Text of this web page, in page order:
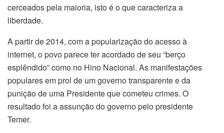
cerceados pela maioria, isto é o que caracteriza a
liberdade.
A partir de 2014, com a popularização do acesso à
internet, o povo parece ter acordado de seu “berço
esplêndido” como no Hino Nacional. As manifestações
populares em prol de um governo transparente e da
punição de uma Presidente que cometeu crimes. O
resultado foi a assunção do governo pelo presidente
Temer.